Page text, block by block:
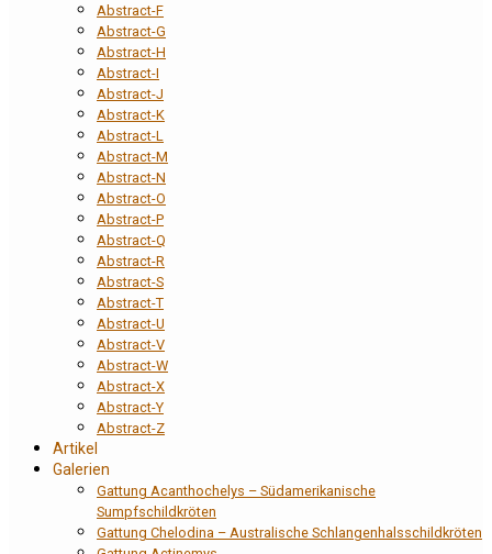
Abstract-F
Abstract-G
Abstract-H
Abstract-I
Abstract-J
Abstract-K
Abstract-L
Abstract-M
Abstract-N
Abstract-O
Abstract-P
Abstract-Q
Abstract-R
Abstract-S
Abstract-T
Abstract-U
Abstract-V
Abstract-W
Abstract-X
Abstract-Y
Abstract-Z
Artikel
Galerien
Gattung Acanthochelys – Südamerikanische
Sumpfschildkröten
Gattung Chelodina – Australische Schlangenhalsschildkröten